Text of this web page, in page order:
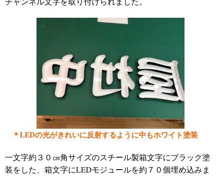
＊LEDの光がきれいに反射するように中もホワイト塗装
一文字約３０㎝角サイズのスチール製箱文字にブラック塗
装をした、箱文字にLEDモジュールを約７０個埋め込みま